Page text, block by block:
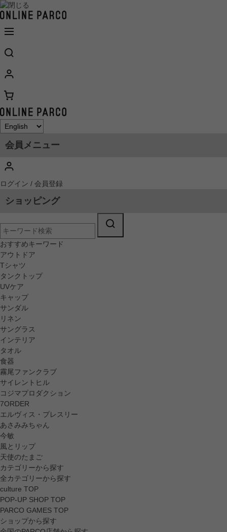
会員メニュー
ログイン / 会員登録
ショッピング
おすすめキーワード
アウトドア
Tシャツ
タンクトップ
UVケア
キャップ
サンダル
リネン
サングラス
インテリア
タオル
食器
霧尾ファンクラブ
サイレントヒル
コジマプロダクション
7ORDER
エルヴィス・プレスリー
あさみみちゃん
今敏
風とリップ
天使のたまご
カテゴリーから探す
全カテゴリーから探す
culture TOP
POP-UP SHOP TOP
PARCO GAMES TOP
ショップから探す